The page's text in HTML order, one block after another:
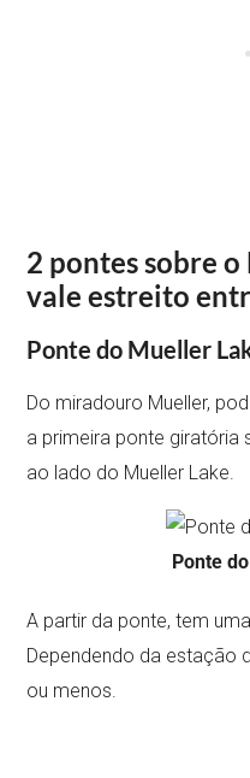
2 pontes sobre
vale estreito
Ponte do Mueller
Do miradouro Mueller,
a primeira ponte giratória
ao lado do Mueller Lake.
Ponte
A partir da ponte, tem
Dependendo da estação
ou menos.